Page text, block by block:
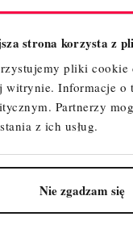
strona korzysta z
pliki cookie
witrynie. Informacje o
Partnerzy
z ich usług.
Nie zgadzam się